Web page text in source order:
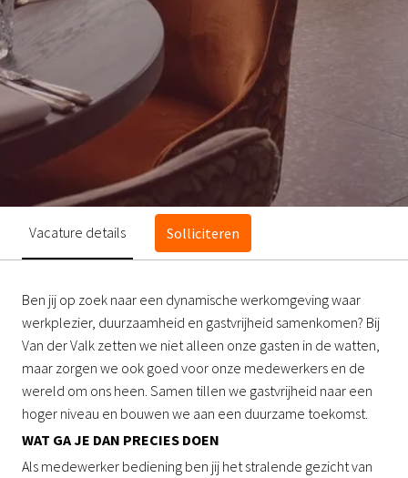
Vacature details Solliciteren
Ben jij op zoek naar een dynamische werkomgeving waar
werkplezier, duurzaamheid en gastvrijheid samenkomen? Bij
Van der Valk zetten we niet alleen onze gasten in de watten,
maar zorgen we ook goed voor onze medewerkers en de
wereld om ons heen. Samen tillen we gastvrijheid naar een
hoger niveau en bouwen we aan een duurzame toekomst.
WAT GA JE DAN PRECIES DOEN
Als medewerker bediening ben jij het stralende gezicht van